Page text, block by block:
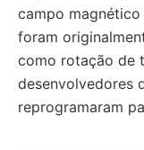
campo magnético
foram
como rotação de
desenvolvedores
reprogramaram